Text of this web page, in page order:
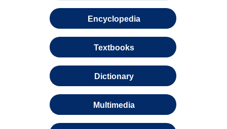
Encyclopedia
Textbooks
Dictionary
Multimedia